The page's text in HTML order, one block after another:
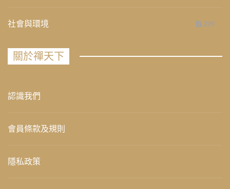
社會與環境 235
關於禪天下
認識我們
會員條款及規則
隱私政策